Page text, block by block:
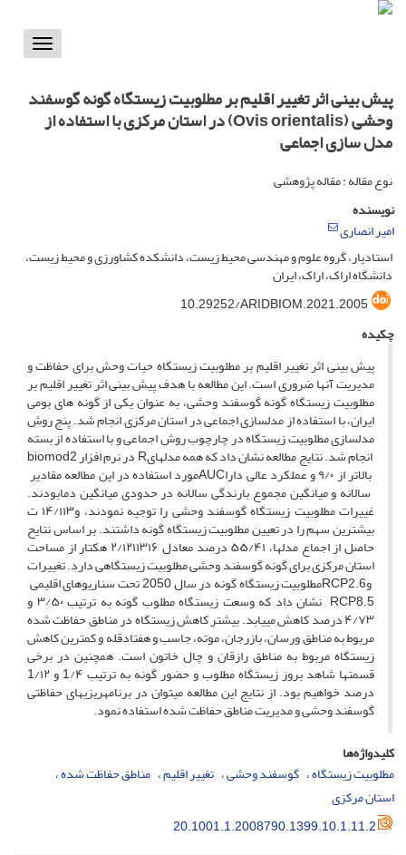
Toggle
پیش بینی اثر تغییر اقلیم بر مطلوبیت زیستگاه گونه گوسفند
وحشی (Ovis orientalis) در استان مرکزی با استفاده از
مدل سازی اجماعی
نوع مقاله : مقاله پژوهشی
نویسنده
امیر انصاری
استادیار، گروه علوم و مهندسی محیط زیست، دانشکده کشاورزی و محیط زیست،
دانشگاه اراک، اراک، ایران
10.29252/ARIDBIOM.2021.2005
چکیده
پیش­ بینی اثر تغییر اقلیم بر مطلوبیت زیستگاه حیات وحش برای حفاظت و
مدیریت آنها ضروری است. این مطالعه با هدف پیش ­بینی اثر تغییر اقلیم بر
مطلوبیت زیستگاه گونه گوسفند وحشی، به عنوان یکی از گونه های بومی
ایران، با استفاده از مدل­سازی اجماعی در استان مرکزی انجام شد. پنج روش
مدل­سازی مطلوبیت زیستگاه در چارچوب روش اجماعی و با استفاده از بسته
biomod2در نرم افزارRانجام شد. نتایج مطالعه نشان داد که همه مدل­های
مورد استفاده در این مطالعه مقادیرAUCبالاتر از ۹/۰ و عملکرد عالی دارا
بودند.میانگین دمایسالانه و میانگین مجموع بارندگی سالانه در حدود
۱۴/۱۱۳ تغییرات مطلوبیت زیستگاه گوسفند وحشی را توجیه نمودند، و
بیشترین سهم را در تعیین مطلوبیت زیستگاه گونه داشتند. بر اساس نتایح
حاصل از اجماع مدل­ها، ۵۵/۴۱ درصد معادل ۲/۱۲۱۱۳۱۶ هکتار از مساحت
استان مرکزی برای گونه گوسفند وحشی مطلوبیت زیستگاهی دارد. تغییرات
مطلوبیت زیستگاه گونه در سال 2050 تحت سناریو­های اقلیمیRCP2.6و
RCP8.5 نشان داد که وسعت زیستگاه مطلوب گونه به ترتیب ۳/۵۰ و
۴/۷۳ درصد کاهش می­یابد. بیش­تر کاهش زیستگاه در مناطق حفاظت شده
مربوط به مناطق ورسان، بازرجان، موته، جاسب و هفتادقله و کم­ترین کاهش
زیستگاه مربوط به مناطق رازقان و چال خاتون است. همچنین در برخی
قسمت­ها شاهد بروز زیستگاه مطلوب و حضور گونه به ترتیب 1/۴ و 1/۱۲
درصد خواهیم بود. از نتایج این مطالعه می­توان در برنامه­ریزی­های حفاظتی
گوسفند وحشی و مدیریت مناطق حفاظت شده استفاده نمود.
کلیدواژه‌ها
مطلوبیت زیستگاه گوسفند وحشی تغییر اقلیم مناطق حفاظت شده
استان مرکزی
20.1001.1.2008790.1399.10.1.11.2